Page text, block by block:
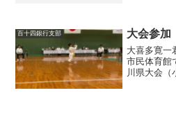
前 ： 大
百十四銀行支部 大会参加
大喜多寛一
市民体育館
川県大会（